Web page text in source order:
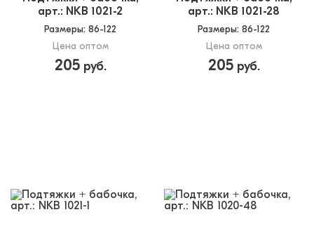
арт.: NKB 1021-2
Размеры: 86-122
Цена оптом
205руб.
арт.: NKB 1021-28
Размеры: 86-122
Цена оптом
205руб.